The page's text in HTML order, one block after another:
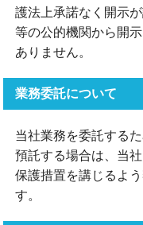
護法上承諾なく開示
等の公的機関から開
ありません。
業務委託について
当社業務を委託する
預託する場合は、当
保護措置を講じるよ
す。